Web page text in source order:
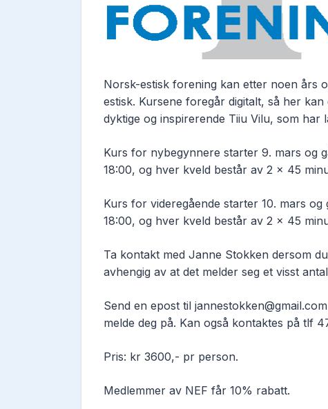
Norsk-estisk forening kan etter noen års
estisk. Kursene foregår digitalt, så her
dyktige og inspirerende Tiiu Vilu, som
Kurs for nybegynnere starter 9. mars og
18:00, og hver kveld består av 2 × 45
Kurs for videregående starter 10. mars
18:00, og hver kveld består av 2 x 45
Ta kontakt med Janne Stokken dersom
avhengig av at det melder seg et visst
Send en epost til
melde deg på. Kan også kontaktes på tlf
Pris: kr 3600,- pr person.
Medlemmer av NEF får 10% rabatt.